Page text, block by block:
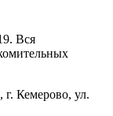
Вся
Кемерово, ул.